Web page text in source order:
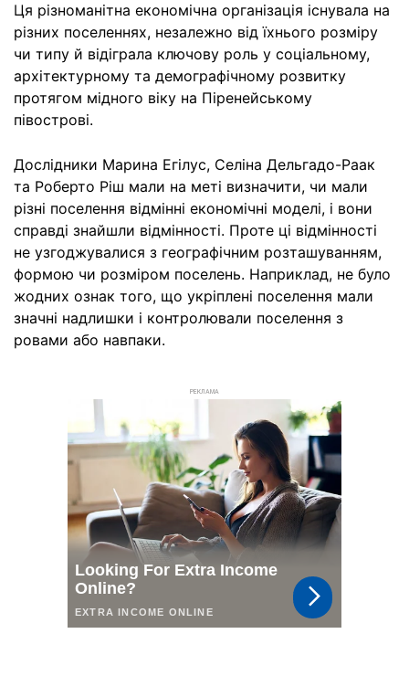
Ця різноманітна економічна організація існувала на
різних поселеннях, незалежно від їхнього розміру
чи типу й відіграла ключову роль у соціальному,
архітектурному та демографічному розвитку
протягом мідного віку на Піренейському
півострові.
Дослідники Марина Егілус, Селіна Дельгадо-Раак
та Роберто Ріш мали на меті визначити, чи мали
різні поселення відмінні економічні моделі, і вони
справді знайшли відмінності. Проте ці відмінності
не узгоджувалися з географічним розташуванням,
формою чи розміром поселень. Наприклад, не було
жодних ознак того, що укріплені поселення мали
значні надлишки і контролювали поселення з
ровами або навпаки.
РЕКЛАМА